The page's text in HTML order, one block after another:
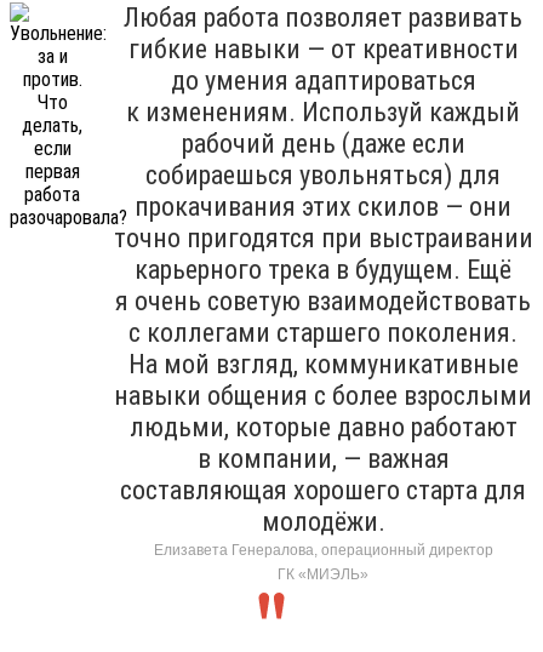
Любая работа позволяет развивать
гибкие навыки — от креативности
до умения адаптироваться
к изменениям. Используй каждый
рабочий день (даже если
собираешься увольняться) для
прокачивания этих скилов — они
точно пригодятся при выстраивании
карьерного трека в будущем. Ещё
я очень советую взаимодействовать
с коллегами старшего поколения.
На мой взгляд, коммуникативные
навыки общения с более взрослыми
людьми, которые давно работают
в компании, — важная
составляющая хорошего старта для
молодёжи.
Елизавета Генералова, операционный директор
ГК «МИЭЛЬ»